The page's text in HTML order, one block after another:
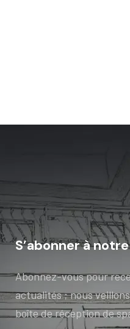
S’abonner à
Abonnez-vous pour
actualités ; nous
boîte de réception de